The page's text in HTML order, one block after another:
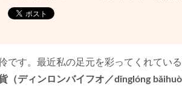
です。最近私の足元を彩ってくれてい
（ディンロンバイフオ／dǐnglóng